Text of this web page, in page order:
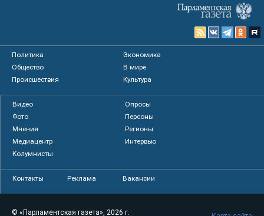
Политика
Экономика
Общество
В мире
Происшествия
Культура
Видео
Опросы
Фото
Персоны
Мнения
Регионы
Медиацентр
Интервью
Колумнисты
Контакты Реклама Вакансии
© «Парламентская газета», 2026 г.